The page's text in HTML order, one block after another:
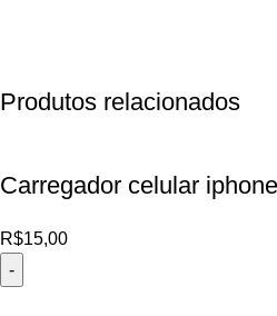
Produtos relacionados
Carregador celular
R$15,00